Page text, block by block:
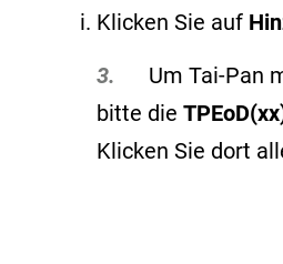
Klicken Sie auf
3. Um Tai-Pan
bitte die
Klicken Sie dort